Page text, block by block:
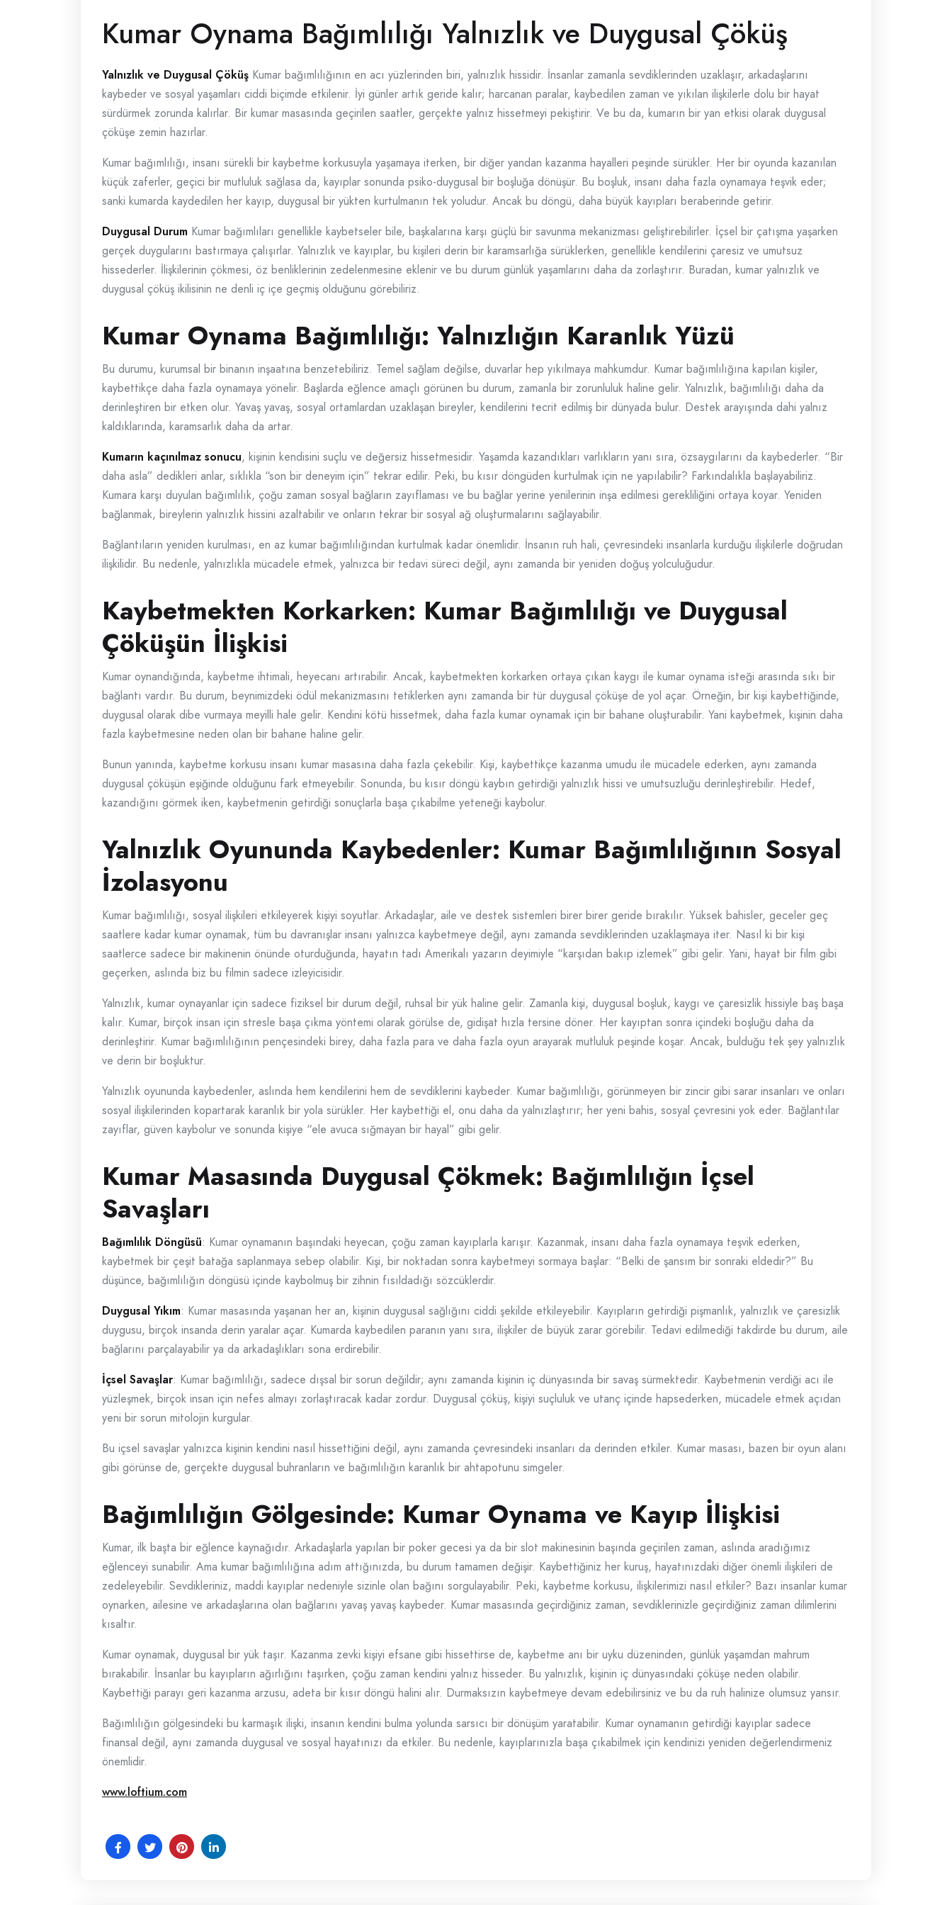
Kumar Oynama Bağımlılığı Yalnızlık ve Duygusal Çöküş
Yalnızlık ve Duygusal Çöküş Kumar bağımlılığının en acı yüzlerinden biri, yalnızlık hissidir. İnsanlar zamanla sevdiklerinden uzaklaşır, arkadaşlarını
kaybeder ve sosyal yaşamları ciddi biçimde etkilenir. İyi günler artık geride kalır; harcanan paralar, kaybedilen zaman ve yıkılan ilişkilerle dolu bir hayat
sürdürmek zorunda kalırlar. Bir kumar masasında geçirilen saatler, gerçekte yalnız hissetmeyi pekiştirir. Ve bu da, kumarın bir yan etkisi olarak duygusal
çöküşe zemin hazırlar.
Kumar bağımlılığı, insanı sürekli bir kaybetme korkusuyla yaşamaya iterken, bir diğer yandan kazanma hayalleri peşinde sürükler. Her bir oyunda kazanılan
küçük zaferler, geçici bir mutluluk sağlasa da, kayıplar sonunda psiko-duygusal bir boşluğa dönüşür. Bu boşluk, insanı daha fazla oynamaya teşvik eder;
sanki kumarda kaydedilen her kayıp, duygusal bir yükten kurtulmanın tek yoludur. Ancak bu döngü, daha büyük kayıpları beraberinde getirir.
Duygusal Durum Kumar bağımlıları genellikle kaybetseler bile, başkalarına karşı güçlü bir savunma mekanizması geliştirebilirler. İçsel bir çatışma yaşarken
gerçek duygularını bastırmaya çalışırlar. Yalnızlık ve kayıplar, bu kişileri derin bir karamsarlığa sürüklerken, genellikle kendilerini çaresiz ve umutsuz
hissederler. İlişkilerinin çökmesi, öz benliklerinin zedelenmesine eklenir ve bu durum günlük yaşamlarını daha da zorlaştırır. Buradan, kumar yalnızlık ve
duygusal çöküş ikilisinin ne denli iç içe geçmiş olduğunu görebiliriz.
Kumar Oynama Bağımlılığı: Yalnızlığın Karanlık Yüzü
Bu durumu, kurumsal bir binanın inşaatına benzetebiliriz. Temel sağlam değilse, duvarlar hep yıkılmaya mahkumdur. Kumar bağımlılığına kapılan kişiler,
kaybettikçe daha fazla oynamaya yönelir. Başlarda eğlence amaçlı görünen bu durum, zamanla bir zorunluluk haline gelir. Yalnızlık, bağımlılığı daha da
derinleştiren bir etken olur. Yavaş yavaş, sosyal ortamlardan uzaklaşan bireyler, kendilerini tecrit edilmiş bir dünyada bulur. Destek arayışında dahi yalnız
kaldıklarında, karamsarlık daha da artar.
Kumarın kaçınılmaz sonucu, kişinin kendisini suçlu ve değersiz hissetmesidir. Yaşamda kazandıkları varlıkların yanı sıra, özsaygılarını da kaybederler. “Bir
daha asla” dedikleri anlar, sıklıkla “son bir deneyim için” tekrar edilir. Peki, bu kısır döngüden kurtulmak için ne yapılabilir? Farkındalıkla başlayabiliriz.
Kumara karşı duyulan bağımlılık, çoğu zaman sosyal bağların zayıflaması ve bu bağlar yerine yenilerinin inşa edilmesi gerekliliğini ortaya koyar. Yeniden
bağlanmak, bireylerin yalnızlık hissini azaltabilir ve onların tekrar bir sosyal ağ oluşturmalarını sağlayabilir.
Bağlantıların yeniden kurulması, en az kumar bağımlılığından kurtulmak kadar önemlidir. İnsanın ruh hali, çevresindeki insanlarla kurduğu ilişkilerle doğrudan
ilişkilidir. Bu nedenle, yalnızlıkla mücadele etmek, yalnızca bir tedavi süreci değil, aynı zamanda bir yeniden doğuş yolculuğudur.
Kaybetmekten Korkarken: Kumar Bağımlılığı ve Duygusal
Çöküşün İlişkisi
Kumar oynandığında, kaybetme ihtimali, heyecanı artırabilir. Ancak, kaybetmekten korkarken ortaya çıkan kaygı ile kumar oynama isteği arasında sıkı bir
bağlantı vardır. Bu durum, beynimizdeki ödül mekanizmasını tetiklerken aynı zamanda bir tür duygusal çöküşe de yol açar. Örneğin, bir kişi kaybettiğinde,
duygusal olarak dibe vurmaya meyilli hale gelir. Kendini kötü hissetmek, daha fazla kumar oynamak için bir bahane oluşturabilir. Yani kaybetmek, kişinin daha
fazla kaybetmesine neden olan bir bahane haline gelir.
Bunun yanında, kaybetme korkusu insanı kumar masasına daha fazla çekebilir. Kişi, kaybettikçe kazanma umudu ile mücadele ederken, aynı zamanda
duygusal çöküşün eşiğinde olduğunu fark etmeyebilir. Sonunda, bu kısır döngü kaybın getirdiği yalnızlık hissi ve umutsuzluğu derinleştirebilir. Hedef,
kazandığını görmek iken, kaybetmenin getirdiği sonuçlarla başa çıkabilme yeteneği kaybolur.
Yalnızlık Oyununda Kaybedenler: Kumar Bağımlılığının Sosyal
İzolasyonu
Kumar bağımlılığı, sosyal ilişkileri etkileyerek kişiyi soyutlar. Arkadaşlar, aile ve destek sistemleri birer birer geride bırakılır. Yüksek bahisler, geceler geç
saatlere kadar kumar oynamak, tüm bu davranışlar insanı yalnızca kaybetmeye değil, aynı zamanda sevdiklerinden uzaklaşmaya iter. Nasıl ki bir kişi
saatlerce sadece bir makinenin önünde oturduğunda, hayatın tadı Amerikalı yazarın deyimiyle “karşıdan bakıp izlemek” gibi gelir. Yani, hayat bir film gibi
geçerken, aslında biz bu filmin sadece izleyicisidir.
Yalnızlık, kumar oynayanlar için sadece fiziksel bir durum değil, ruhsal bir yük haline gelir. Zamanla kişi, duygusal boşluk, kaygı ve çaresizlik hissiyle baş başa
kalır. Kumar, birçok insan için stresle başa çıkma yöntemi olarak görülse de, gidişat hızla tersine döner. Her kayıptan sonra içindeki boşluğu daha da
derinleştirir. Kumar bağımlılığının pençesindeki birey, daha fazla para ve daha fazla oyun arayarak mutluluk peşinde koşar. Ancak, bulduğu tek şey yalnızlık
ve derin bir boşluktur.
Yalnızlık oyununda kaybedenler, aslında hem kendilerini hem de sevdiklerini kaybeder. Kumar bağımlılığı, görünmeyen bir zincir gibi sarar insanları ve onları
sosyal ilişkilerinden kopartarak karanlık bir yola sürükler. Her kaybettiği el, onu daha da yalnızlaştırır; her yeni bahis, sosyal çevresini yok eder. Bağlantılar
zayıflar, güven kaybolur ve sonunda kişiye “ele avuca sığmayan bir hayal” gibi gelir.
Kumar Masasında Duygusal Çökmek: Bağımlılığın İçsel
Savaşları
Bağımlılık Döngüsü: Kumar oynamanın başındaki heyecan, çoğu zaman kayıplarla karışır. Kazanmak, insanı daha fazla oynamaya teşvik ederken,
kaybetmek bir çeşit batağa saplanmaya sebep olabilir. Kişi, bir noktadan sonra kaybetmeyi sormaya başlar: “Belki de şansım bir sonraki eldedir?” Bu
düşünce, bağımlılığın döngüsü içinde kaybolmuş bir zihnin fısıldadığı sözcüklerdir.
Duygusal Yıkım: Kumar masasında yaşanan her an, kişinin duygusal sağlığını ciddi şekilde etkileyebilir. Kayıpların getirdiği pişmanlık, yalnızlık ve çaresizlik
duygusu, birçok insanda derin yaralar açar. Kumarda kaybedilen paranın yanı sıra, ilişkiler de büyük zarar görebilir. Tedavi edilmediği takdirde bu durum, aile
bağlarını parçalayabilir ya da arkadaşlıkları sona erdirebilir.
İçsel Savaşlar: Kumar bağımlılığı, sadece dışsal bir sorun değildir; aynı zamanda kişinin iç dünyasında bir savaş sürmektedir. Kaybetmenin verdiği acı ile
yüzleşmek, birçok insan için nefes almayı zorlaştıracak kadar zordur. Duygusal çöküş, kişiyi suçluluk ve utanç içinde hapsederken, mücadele etmek açıdan
yeni bir sorun mitolojin kurgular.
Bu içsel savaşlar yalnızca kişinin kendini nasıl hissettiğini değil, aynı zamanda çevresindeki insanları da derinden etkiler. Kumar masası, bazen bir oyun alanı
gibi görünse de, gerçekte duygusal buhranların ve bağımlılığın karanlık bir ahtapotunu simgeler.
Bağımlılığın Gölgesinde: Kumar Oynama ve Kayıp İlişkisi
Kumar, ilk başta bir eğlence kaynağıdır. Arkadaşlarla yapılan bir poker gecesi ya da bir slot makinesinin başında geçirilen zaman, aslında aradığımız
eğlenceyi sunabilir. Ama kumar bağımlılığına adım attığınızda, bu durum tamamen değişir. Kaybettiğiniz her kuruş, hayatınızdaki diğer önemli ilişkileri de
zedeleyebilir. Sevdikleriniz, maddi kayıplar nedeniyle sizinle olan bağını sorgulayabilir. Peki, kaybetme korkusu, ilişkilerimizi nasıl etkiler? Bazı insanlar kumar
oynarken, ailesine ve arkadaşlarına olan bağlarını yavaş yavaş kaybeder. Kumar masasında geçirdiğiniz zaman, sevdiklerinizle geçirdiğiniz zaman dilimlerini
kısaltır.
Kumar oynamak, duygusal bir yük taşır. Kazanma zevki kişiyi efsane gibi hissettirse de, kaybetme anı bir uyku düzeninden, günlük yaşamdan mahrum
bırakabilir. İnsanlar bu kayıpların ağırlığını taşırken, çoğu zaman kendini yalnız hisseder. Bu yalnızlık, kişinin iç dünyasındaki çöküşe neden olabilir.
Kaybettiği parayı geri kazanma arzusu, adeta bir kısır döngü halini alır. Durmaksızın kaybetmeye devam edebilirsiniz ve bu da ruh halinize olumsuz yansır.
Bağımlılığın gölgesindeki bu karmaşık ilişki, insanın kendini bulma yolunda sarsıcı bir dönüşüm yaratabilir. Kumar oynamanın getirdiği kayıplar sadece
finansal değil, aynı zamanda duygusal ve sosyal hayatınızı da etkiler. Bu nedenle, kayıplarınızla başa çıkabilmek için kendinizi yeniden değerlendirmeniz
önemlidir.
www.loftium.com